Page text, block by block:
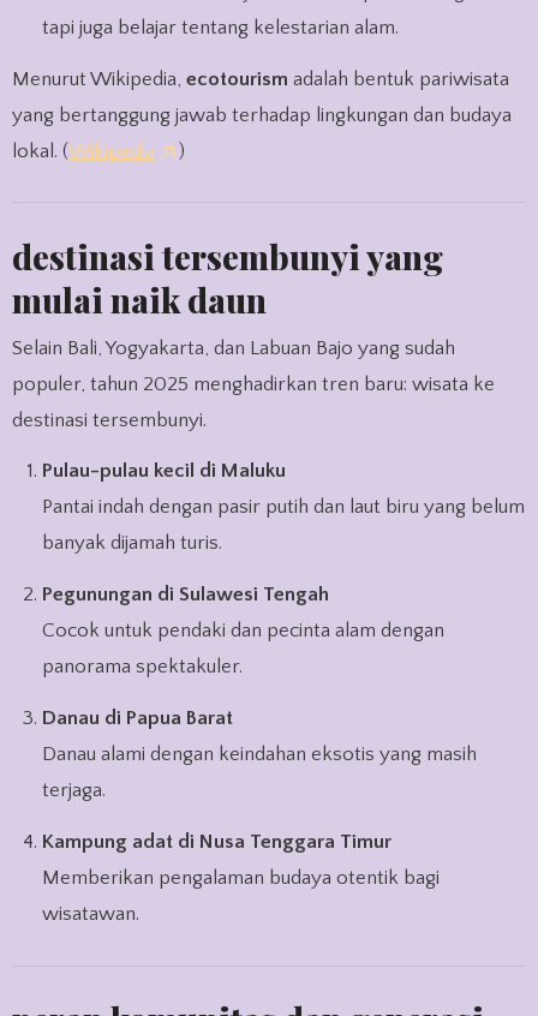
tapi juga belajar tentang kelestarian alam.
Menurut Wikipedia, ecotourism adalah bentuk pariwisata
yang bertanggung jawab terhadap lingkungan dan budaya
lokal. (Wikipedia )
destinasi tersembunyi yang
mulai naik daun
Selain Bali, Yogyakarta, dan Labuan Bajo yang sudah
populer, tahun 2025 menghadirkan tren baru: wisata ke
destinasi tersembunyi.
Pulau-pulau kecil di Maluku
Pantai indah dengan pasir putih dan laut biru yang belum
banyak dijamah turis.
Pegunungan di Sulawesi Tengah
Cocok untuk pendaki dan pecinta alam dengan
panorama spektakuler.
Danau di Papua Barat
Danau alami dengan keindahan eksotis yang masih
terjaga.
Kampung adat di Nusa Tenggara Timur
Memberikan pengalaman budaya otentik bagi
wisatawan.